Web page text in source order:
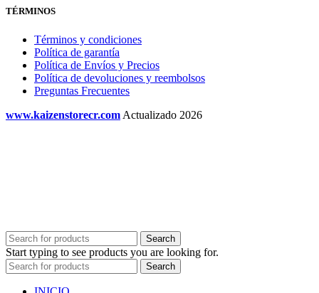
TÉRMINOS
Términos y condiciones
Política de garantía
Política de Envíos y Precios
Política de devoluciones y reembolsos
Preguntas Frecuentes
www.kaizenstorecr.com Actualizado 2026
Search
Start typing to see products you are looking for.
Search